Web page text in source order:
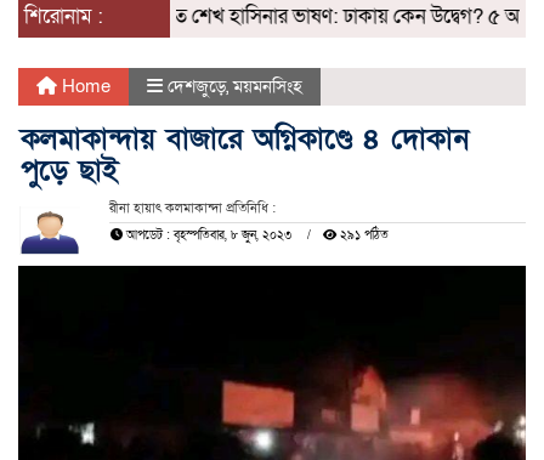
শিরোনাম :দিল্লিতে শেখ হাসিনার ভাষণ: ঢাকায় কেন উদ্বেগ? ৫
Home দেশজুড়ে,ময়মনসিংহ
কলমাকান্দায় বাজারে অগ্নিকাণ্ডে ৪ দোকান
পুড়ে ছাই
রীনা হায়াৎ কলমাকান্দা প্রতিনিধি :
আপডেট : বৃহস্পতিবার, ৮ জুন, ২০২৩ ২৯১ পঠিত